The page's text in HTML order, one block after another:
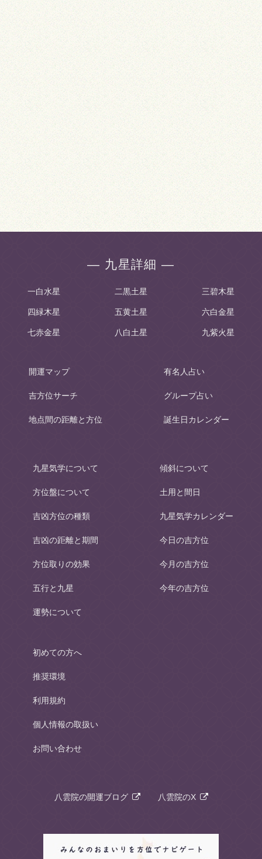
― 九星詳細 ―
一白水星 二黒土星 三碧木星
四緑木星 五黄土星 六白金星
七赤金星 八白土星 九紫火星
開運マップ
吉方位サーチ
地点間の距離と方位
有名人占い
グループ占い
誕生日カレンダー
九星気学について
方位盤について
吉凶方位の種類
吉凶の距離と期間
方位取りの効果
五行と九星
運勢について
傾斜について
土用と間日
九星気学カレンダー
今日の吉方位
今月の吉方位
今年の吉方位
初めての方へ
推奨環境
利用規約
個人情報の取扱い
お問い合わせ
八雲院の開運ブログ 八雲院のX